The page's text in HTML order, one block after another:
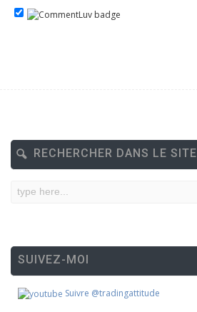
RECHERCHER DANS LE SITE
SUIVEZ-MOI
Suivre @tradingattitude